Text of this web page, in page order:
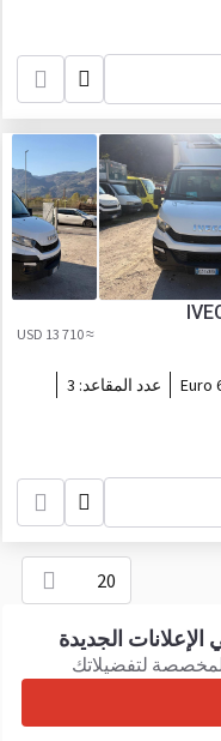
≈ 13 710 USD
Euro عدد المقاعد: 3
20
الجديدة
لتفضيلاتك